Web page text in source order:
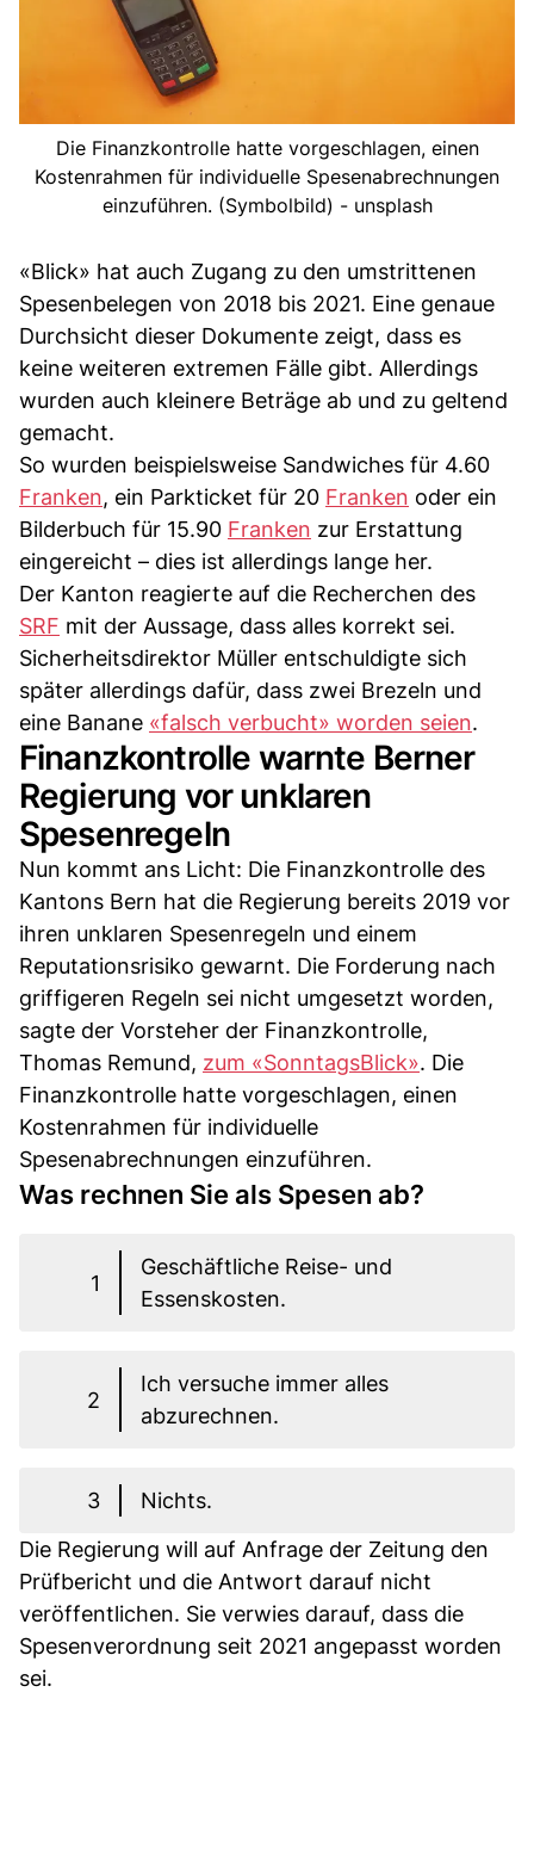
Die Finanzkontrolle hatte vorgeschlagen, einen
Kostenrahmen für individuelle Spesenabrechnungen
einzuführen. (Symbolbild) - unsplash
«Blick» hat auch Zugang zu den umstrittenen
Spesenbelegen von 2018 bis 2021. Eine genaue
Durchsicht dieser Dokumente zeigt, dass es
keine weiteren extremen Fälle gibt. Allerdings
wurden auch kleinere Beträge ab und zu geltend
gemacht.
So wurden beispielsweise Sandwiches für 4.60
Franken, ein Parkticket für 20 Franken oder ein
Bilderbuch für 15.90 Franken zur Erstattung
eingereicht – dies ist allerdings lange her.
Der Kanton reagierte auf die Recherchen des
SRF mit der Aussage, dass alles korrekt sei.
Sicherheitsdirektor Müller entschuldigte sich
später allerdings dafür, dass zwei Brezeln und
eine Banane «falsch verbucht» worden seien.
Finanzkontrolle warnte Berner
Regierung vor unklaren
Spesenregeln
Nun kommt ans Licht: Die Finanzkontrolle des
Kantons Bern hat die Regierung bereits 2019 vor
ihren unklaren Spesenregeln und einem
Reputationsrisiko gewarnt. Die Forderung nach
griffigeren Regeln sei nicht umgesetzt worden,
sagte der Vorsteher der Finanzkontrolle,
Thomas Remund, zum «SonntagsBlick». Die
Finanzkontrolle hatte vorgeschlagen, einen
Kostenrahmen für individuelle
Spesenabrechnungen einzuführen.
Was rechnen Sie als Spesen ab?
1
Geschäftliche Reise- und
Essenskosten.
2
Ich versuche immer alles
abzurechnen.
3
Nichts.
Die Regierung will auf Anfrage der Zeitung den
Prüfbericht und die Antwort darauf nicht
veröffentlichen. Sie verwies darauf, dass die
Spesenverordnung seit 2021 angepasst worden
sei.